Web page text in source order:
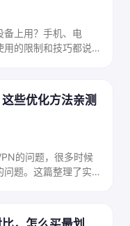
备上用？手机、电
用的限制和技巧都说
些优化方法亲测
的问题，很多时候
题。这篇整理了实